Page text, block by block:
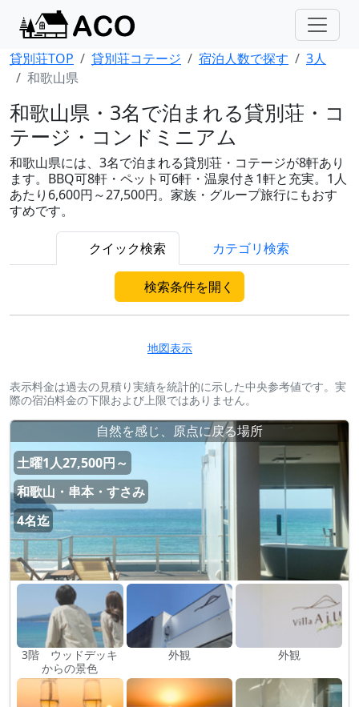
貸別荘TOP 貸別荘コテージ 宿泊人数で探す
3人
和歌山県
和歌山県・3名で泊まれる貸別荘・コ
テージ・コンドミニアム
和歌山県には、3名で泊まれる貸別荘・コテージが8軒あり
ます。BBQ可8軒・ペット可6軒・温泉付き1軒と充実。1人
あたり6,600円～27,500円。家族・グループ旅行にもおす
すめです。
クイック検索 カテゴリ検索
検索条件を開く
地図表示
表示料金は過去の見積り実績を統計的に示した中央参考値です。実
際の宿泊料金の下限および上限ではありません。
​自然を感じ、原点に戻る場所
土曜1人27,500円～
和歌山・串本・すさみ
4名迄
3階 ウッドデッキ
からの景色
外観 外観